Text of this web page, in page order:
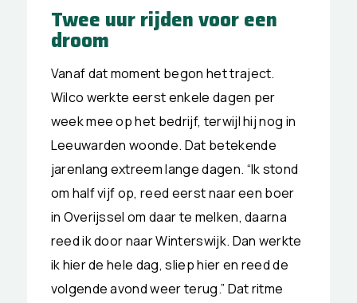
Twee uur rijden voor een
droom
Vanaf dat moment begon het traject.
Wilco werkte eerst enkele dagen per
week mee op het bedrijf, terwijl hij nog in
Leeuwarden woonde. Dat betekende
jarenlang extreem lange dagen. “Ik stond
om half vijf op, reed eerst naar een boer
in Overijssel om daar te melken, daarna
reed ik door naar Winterswijk. Dan werkte
ik hier de hele dag, sliep hier en reed de
volgende avond weer terug.” Dat ritme